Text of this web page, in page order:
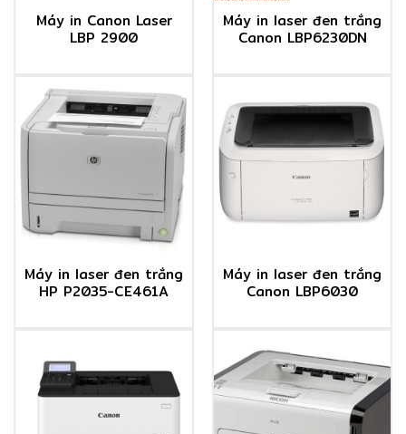
Máy in Canon Laser
LBP 2900
Máy in laser đen trắng
Canon LBP6230DN
Máy in laser đen trắng
HP P2035-CE461A
Máy in laser đen trắng
Canon LBP6030